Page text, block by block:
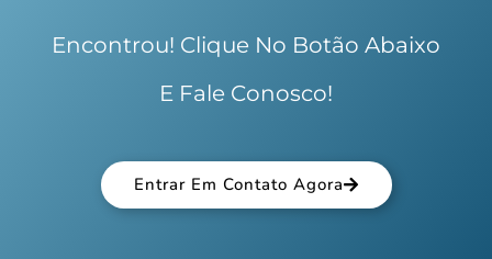
Encontrou! Clique No Botão Abaixo
E Fale Conosco!
Entrar Em Contato Agora